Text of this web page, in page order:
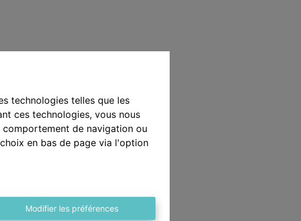
technologies telles que les
ces technologies, vous nous
de navigation ou
en bas de page via l'option
Modifier les préférences